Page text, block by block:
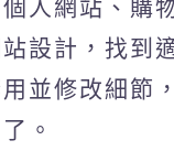
人網站、購
設計，找到
並修改細節
。